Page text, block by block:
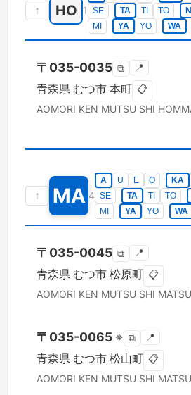
↑ HO 1
SE
TA TI TO
MI
YA YO WA
〒 035-0035 ⧉ 📍
青森県 むつ市 本町 📋
AOMORI KEN MUTSU SHI
↑ MA 4
A U E O KA
SE
TA TI TO
MI
YA YO WA
〒 035-0045 ⧉ 📍
青森県 むつ市 松原町 📋
AOMORI KEN MUTSU SHI
〒 035-0065 ※ ⧉ 📍
青森県 むつ市 松山町 📋
AOMORI KEN MUTSU SHI